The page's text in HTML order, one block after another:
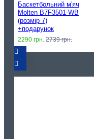
Баскетбольний м'яч
Molten B7F3501-WB
(розмір 7)
+подарунок
2290 грн. 2739 грн.